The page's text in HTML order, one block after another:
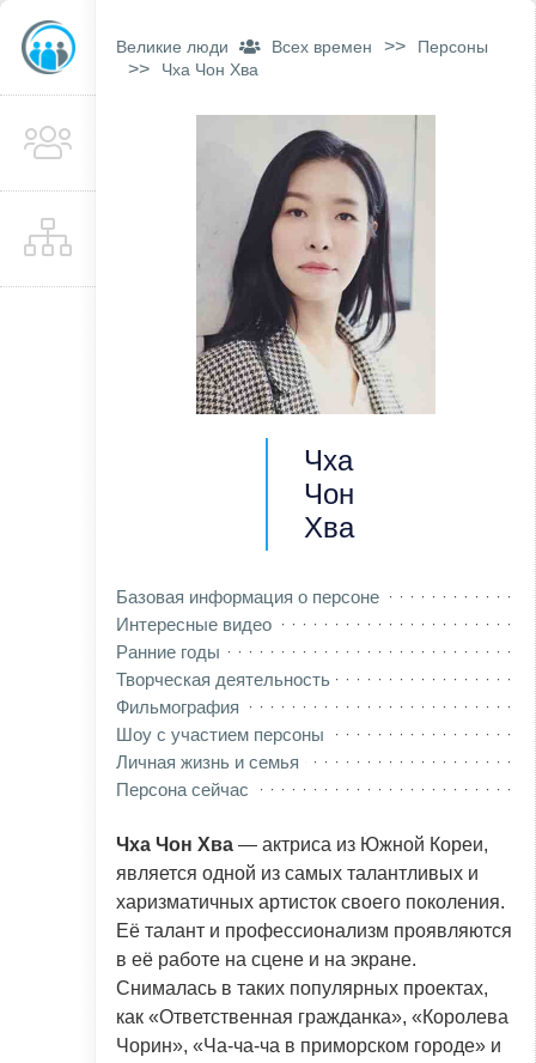
Великие люди Всех времен >> Персоны
>> Чха Чон Хва
Чха
Чон
Хва
Базовая информация о персоне
Интересные видео
Ранние годы
Творческая деятельность
Фильмография
Шоу с участием персоны
Личная жизнь и семья
Персона сейчас
Чха Чон Хва — актриса из Южной Кореи,
является одной из самых талантливых и
харизматичных артисток своего поколения.
Её талант и профессионализм проявляются
в её работе на сцене и на экране.
Снималась в таких популярных проектах,
как «Ответственная гражданка», «Королева
Чорин», «Ча-ча-ча в приморском городе» и